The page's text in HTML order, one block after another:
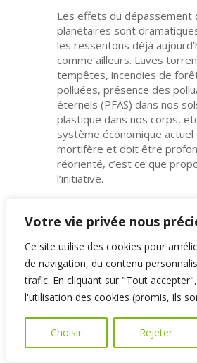
Votre vie privée nous
Ce site utilise des cookies pour
de navigation, du contenu
trafic. En cliquant sur "Tout
l'utilisation des cookies (promis, ils
Choisir Rejeter
Les effets du dépassement
planétaires sont
les ressentons déjà
comme ailleurs. Laves
tempêtes, incendies de
polluées, présence des
éternels (PFAS) dans nos
plastique dans nos corps,
système économique actuel
mortifère et doit être
réorienté, c’est ce que
l’initiative.
d’un point essentiel:
sociale.
L’initiative mentionne
que sa mise en œuvre
et à l’étranger. Cela
qu’en aucun cas des